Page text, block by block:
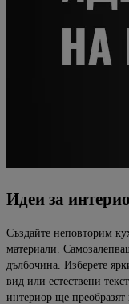
Идеи за
Създайте неповторим
материали.
дълбочина. Изберете
вид или естествени
интериор ще